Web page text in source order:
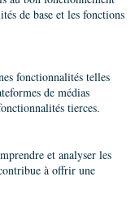
de base et les fonctions
fonctionnalités telles
de médias
tierces.
et analyser les
à offrir une